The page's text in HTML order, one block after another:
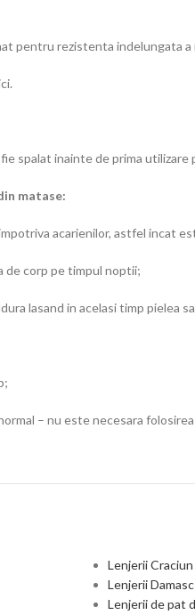
pentru rezistenta indelungata a
spalat inainte de prima
matase:
acarienilor, astfel incat
de corp pe timpul noptii;
lasand in acelasi timp pielea
– nu este necesara
Lenjerii Craciun
Lenjerii
Lenjerii de pat